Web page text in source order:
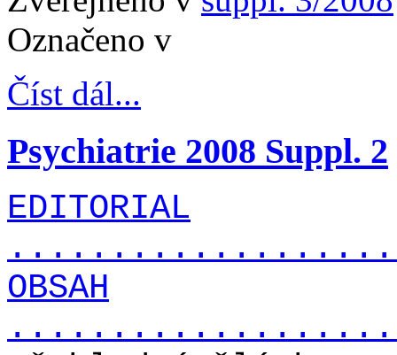
Označeno v
Číst dál...
Psychiatrie 2008 Suppl. 2
EDITORIAL
OBSAH